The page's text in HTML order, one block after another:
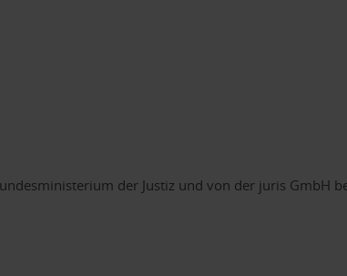
der Justiz und von der juris GmbH